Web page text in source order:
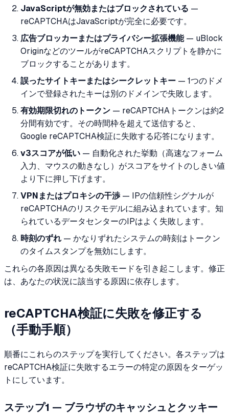
JavaScriptが無効またはブロックされている —
reCAPTCHAはJavaScriptが完全に必要です。
広告ブロッカーまたはプライバシー拡張機能— uBlock
OriginなどのツールがreCAPTCHAスクリプトを静かに
ブロックすることがあります。
誤ったサイトキーまたはシークレットキー — 1つのドメ
インで登録されたキーは別のドメインで失敗します。
有効期限切れのトークン — reCAPTCHAトークンは約2
分間有効です。その時間枠を超えて送信すると、
Google reCAPTCHA検証に失敗する応答になります。
v3スコアが低い — 自動化された挙動（高速なフォーム
入力、マウスの動きなし）がスコアをサイトのしきい値
より下に押し下げます。
VPNまたはプロキシの干渉— IPの信頼性シグナルが
reCAPTCHAのリスクモデルに組み込まれています。知
られているデータセンターのIPはよく失敗します。
時刻のずれ — かなりずれたシステムの時刻はトークン
のタイムスタンプを無効にします。
これらの各原因は異なる失敗モードを引き起こします。修正
は、あなたの状況に該当する原因に依存します。
reCAPTCHA検証に失敗を修正する
（手動手順）
順番にこれらのステップを実行してください。各ステップは
reCAPTCHA検証に失敗するエラーの特定の原因をターゲッ
トにしています。
ステップ1 — ブラウザのキャッシュとクッキー